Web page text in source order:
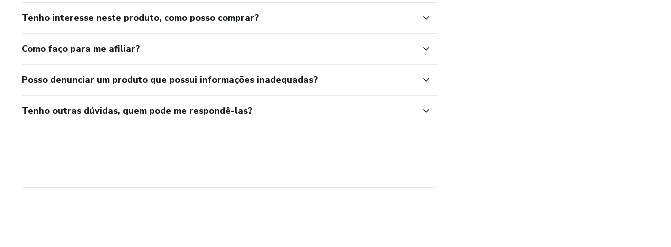
Tenho interesse neste produto, como posso comprar?
Como faço para me afiliar?
Posso denunciar um produto que possui informações inadequadas?
Tenho outras dúvidas, quem pode me respondê-las?